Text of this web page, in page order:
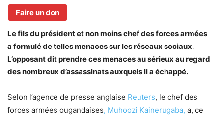
Faire un don
Le fils du président et non moins chef des forces armées
a formulé de telles menaces sur les réseaux sociaux.
L’opposant dit prendre ces menaces au sérieux au regard
des nombreux d’assassinats auxquels il a échappé.
Selon l’agence de presse anglaise Reuters, le chef des
forces armées ougandaises, Muhoozi Kainerugaba, a, ce